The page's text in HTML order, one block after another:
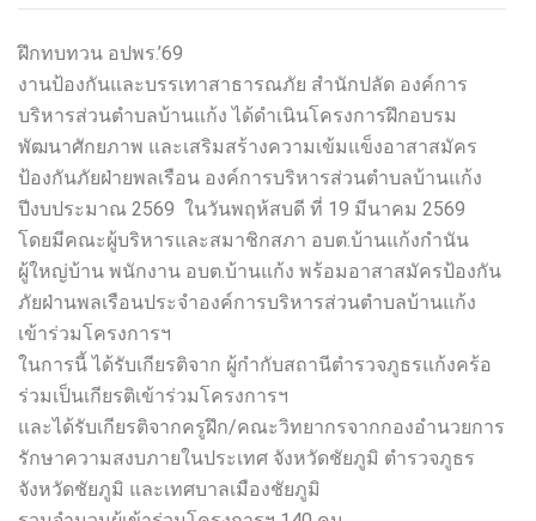
ฝึกทบทวน อปพร.’69
งานป้องกันและบรรเทาสาธารณภัย สำนักปลัด องค์การ
บริหารส่วนตำบลบ้านแก้ง ได้ดำเนินโครงการฝึกอบรม
พัฒนาศักยภาพ และเสริมสร้างความเข้มแข็งอาสาสมัคร
ป้องกันภัยฝ่ายพลเรือน องค์การบริหารส่วนตำบลบ้านแก้ง
ปีงบประมาณ 2569 ในวันพฤห้สบดี ที่ 19 มีนาคม 2569
โดยมีคณะผู้บริหารและสมาชิกสภา อบต.บ้านแก้งกำนัน
ผู้ใหญ่บ้าน พนักงาน อบต.บ้านแก้ง พร้อมอาสาสมัครป้องกัน
ภัยฝ่านพลเรือนประจำองค์การบริหารส่วนตำบลบ้านแก้ง
เข้าร่วมโครงการฯ
ในการนี้ ได้รับเกียรติจาก ผู้กำกับสถานีตำรวจภูธรแก้งคร้อ
ร่วมเป็นเกียรติเข้าร่วมโครงการฯ
และได้รับเกียรติจากครูฝึก/คณะวิทยากรจากกองอำนวยการ
รักษาความสงบภายในประเทศ จังหวัดชัยภูมิ ตำรวจภูธร
จังหวัดชัยภูมิ และเทศบาลเมืองชัยภูมิ